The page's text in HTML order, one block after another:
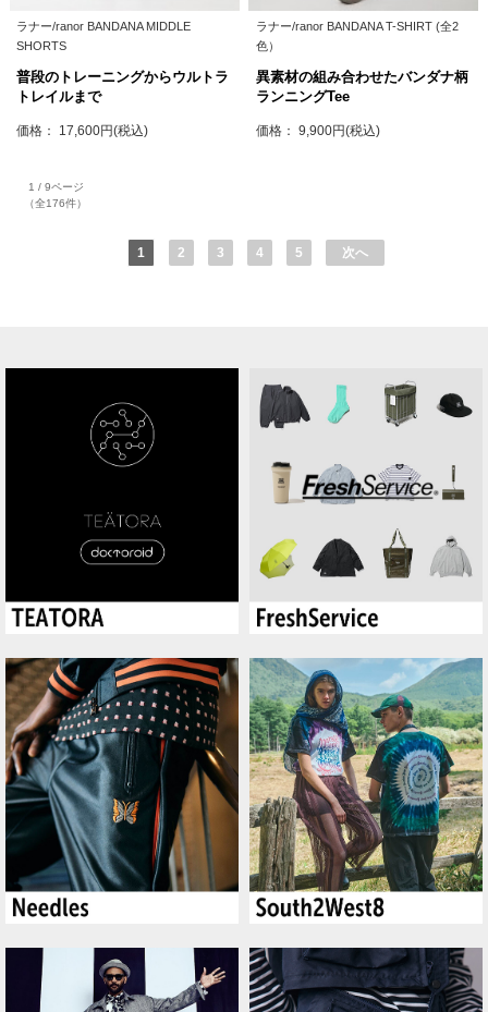
ラナー/ranor BANDANA MIDDLE
SHORTS
普段のトレーニングからウルトラ
トレイルまで
価格： 17,600円(税込)
ラナー/ranor BANDANA T-SHIRT (全2
色）
異素材の組み合わせたバンダナ柄
ランニングTee
価格： 9,900円(税込)
1 / 9ページ
（全176件）
1 2 3 4 5 次へ